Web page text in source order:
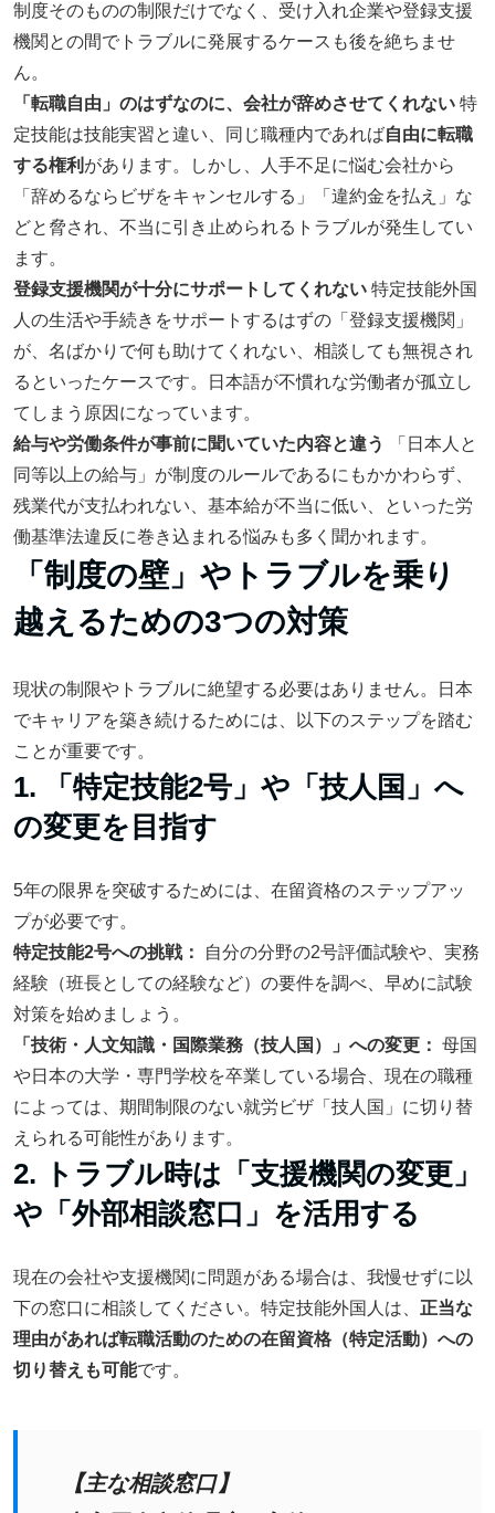
制度そのものの制限だけでなく、受け入れ企業や登録支援
機関との間でトラブルに発展するケースも後を絶ちませ
ん。
「転職自由」のはずなのに、会社が辞めさせてくれない 特
定技能は技能実習と違い、同じ職種内であれば自由に転職
する権利 があります。しかし、人手不足に悩む会社から
「辞めるならビザをキャンセルする」「違約金を払え」な
どと脅され、不当に引き止められるトラブルが発生してい
ます。
登録支援機関が十分にサポートしてくれない 特定技能外国
人の生活や手続きをサポートするはずの「登録支援機関」
が、名ばかりで何も助けてくれない、相談しても無視され
るといったケースです。日本語が不慣れな労働者が孤立し
てしまう原因になっています。
給与や労働条件が事前に聞いていた内容と違う
「日本人と
同等以上の給与」が制度のルールであるにもかかわらず、
残業代が支払われない、基本給が不当に低い、といった労
働基準法違反に巻き込まれる悩みも多く聞かれます。
「制度の壁」やトラブルを乗り
越えるための3つの対策
現状の制限やトラブルに絶望する必要はありません。日本
でキャリアを築き続けるためには、以下のステップを踏む
ことが重要です。
1. 「特定技能2号」や「技人国」へ
の変更を目指す
5年の限界を突破するためには、在留資格のステップアッ
プが必要です。
特定技能2号への挑戦：
自分の分野の2号評価試験や、実務
経験（班長としての経験など）の要件を調べ、早めに試験
対策を始めましょう。
「技術・人文知識・国際業務（技人国）」への変更： 母国
や日本の大学・専門学校を卒業している場合、現在の職種
によっては、期間制限のない就労ビザ「技人国」に切り替
えられる可能性があります。
2. トラブル時は「支援機関の変更」
や「外部相談窓口」を活用する
現在の会社や支援機関に問題がある場合は、我慢せずに以
下の窓口に相談してください。特定技能外国人は、 正当な
理由があれば転職活動のための在留資格（特定活動）への
切り替えも可能です。
【主な相談窓口】